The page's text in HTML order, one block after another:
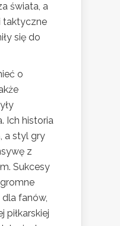
świata, a
taktyczne
się do
o
Ich historia
a styl gry
z
Sukcesy
fanów,
piłkarskiej